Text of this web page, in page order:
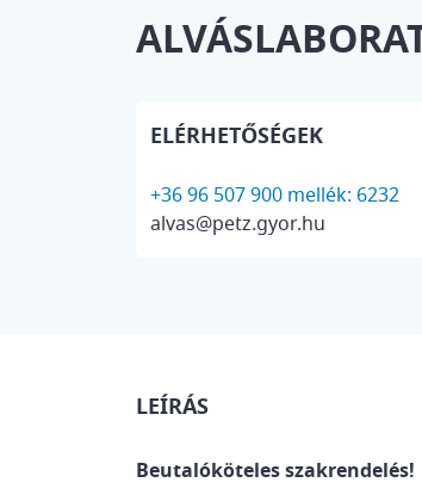
ELÉRHETŐSÉGEK
+36 96 507 900 mellék: 6232
alvas@petz.gyor.hu
LEÍRÁS
Beutalóköteles szakrendelés!